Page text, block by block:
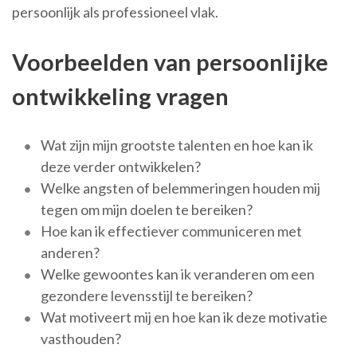
persoonlijk als professioneel vlak.
Voorbeelden van persoonlijke
ontwikkeling vragen
Wat zijn mijn grootste talenten en hoe kan ik
deze verder ontwikkelen?
Welke angsten of belemmeringen houden mij
tegen om mijn doelen te bereiken?
Hoe kan ik effectiever communiceren met
anderen?
Welke gewoontes kan ik veranderen om een
gezondere levensstijl te bereiken?
Wat motiveert mij en hoe kan ik deze motivatie
vasthouden?